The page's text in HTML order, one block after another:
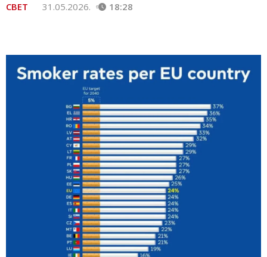
СВЕТ 31.05.2026. 18:28